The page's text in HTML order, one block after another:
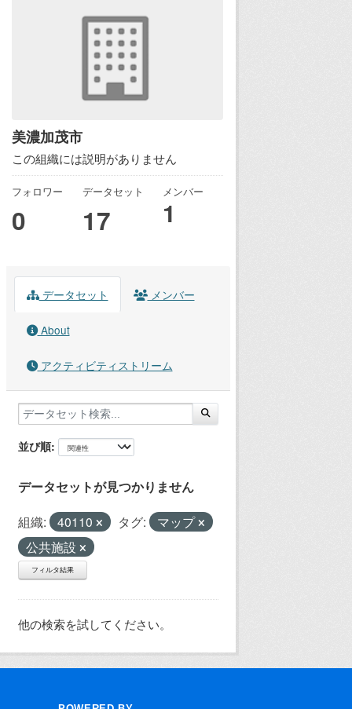
美濃加茂市
この組織には説明がありません
フォロワー
0
データセット
17
メンバー
1
データセット メンバー
About
アクティビティストリーム
並び順
データセットが見つかりません
組織: 40110 タグ:
マップ
公共施設
フィルタ結果
他の検索を試してください。